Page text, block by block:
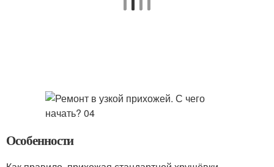
Особенности